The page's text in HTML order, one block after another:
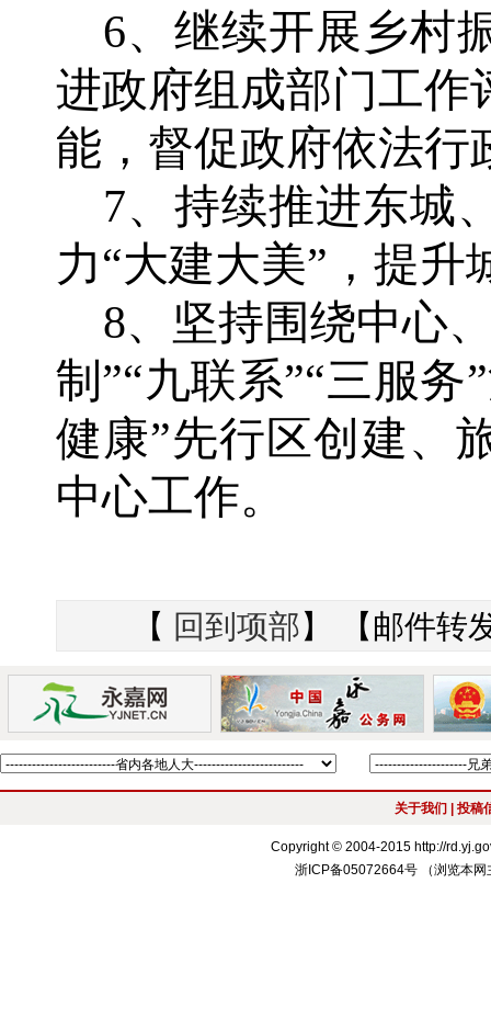
6、继续开展乡村
进政府组成部门工作
能，督促政府依法行
7、持续推进东城
力“大建大美”，提升
8、坚持围绕中心
制”“九联系”“三服
健康”先行区创建、
中心工作。
【 回到项部】 【邮件转
关于我们 | 投稿
Copyright © 2004-2015 http://
浙ICP备05072664号 （浏览本